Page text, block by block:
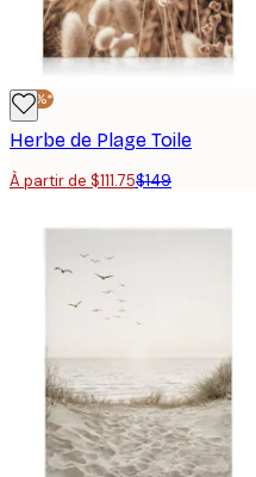
-25%*
Herbe de Plage Toile
À partir de $111.75$149